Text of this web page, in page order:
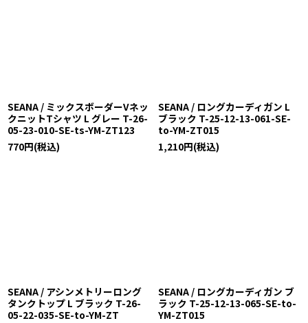
SEANA / ミックスボーダーVネッ
クニットTシャツ L グレー T-26-
05-23-010-SE-ts-YM-ZT123
770円(税込)
SEANA / ロングカーディガン L
ブラック T-25-12-13-061-SE-
to-YM-ZT015
1,210円(税込)
SEANA / アシンメトリーロング
タンクトップ L ブラック T-26-
05-22-035-SE-to-YM-ZT
SEANA / ロングカーディガン ブ
ラック T-25-12-13-065-SE-to-
YM-ZT015